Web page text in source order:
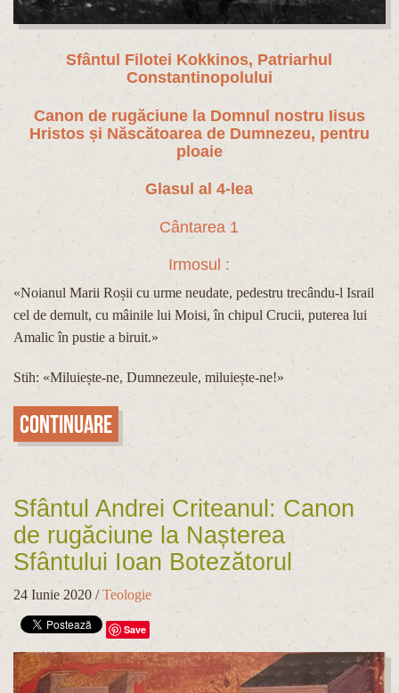
Sfântul Filotei Kokkinos, Patriarhul
Constantinopolului
Canon de rugăciune la Domnul nostru Iisus
Hristos și Născătoarea de Dumnezeu, pentru
ploaie
Glasul al 4-lea
Cântarea 1
Irmosul :
«Noianul Marii Roșii cu urme neudate, pedestru trecându-l Israil
cel de demult, cu mâinile lui Moisi, în chipul Crucii, puterea lui
Amalic în pustie a biruit.»
Stih: «Miluiește-ne, Dumnezeule, miluiește-ne!»
Continuare
Sfântul Andrei Criteanul: Canon
de rugăciune la Nașterea
Sfântului Ioan Botezătorul
24 Iunie 2020 /Teologie
Save